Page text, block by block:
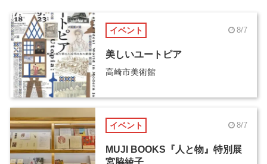
イベント 8/7
美しいユートピア
高崎市美術館
イベント 8/7
MUJI BOOKS『人と物』特別展
宮脇綾子